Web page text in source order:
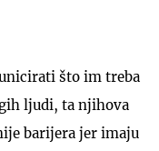
što im treba
ljudi, ta njihova
barijera jer imaju